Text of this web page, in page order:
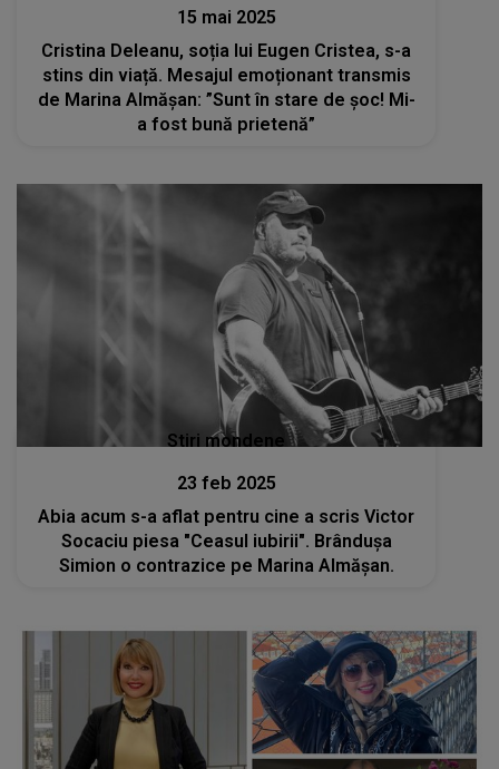
15 mai 2025
Cristina Deleanu, soția lui Eugen Cristea, s-a
stins din viață. Mesajul emoționant transmis
de Marina Almășan: ”Sunt în stare de șoc! Mi-
a fost bună prietenă”
Stiri mondene
23 feb 2025
Abia acum s-a aflat pentru cine a scris Victor
Socaciu piesa "Ceasul iubirii". Brândușa
Simion o contrazice pe Marina Almășan.